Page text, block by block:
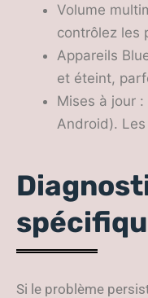
Volume
contrôlez les
Appareils
et éteint,
Mises à jour
Android).
Si le problème